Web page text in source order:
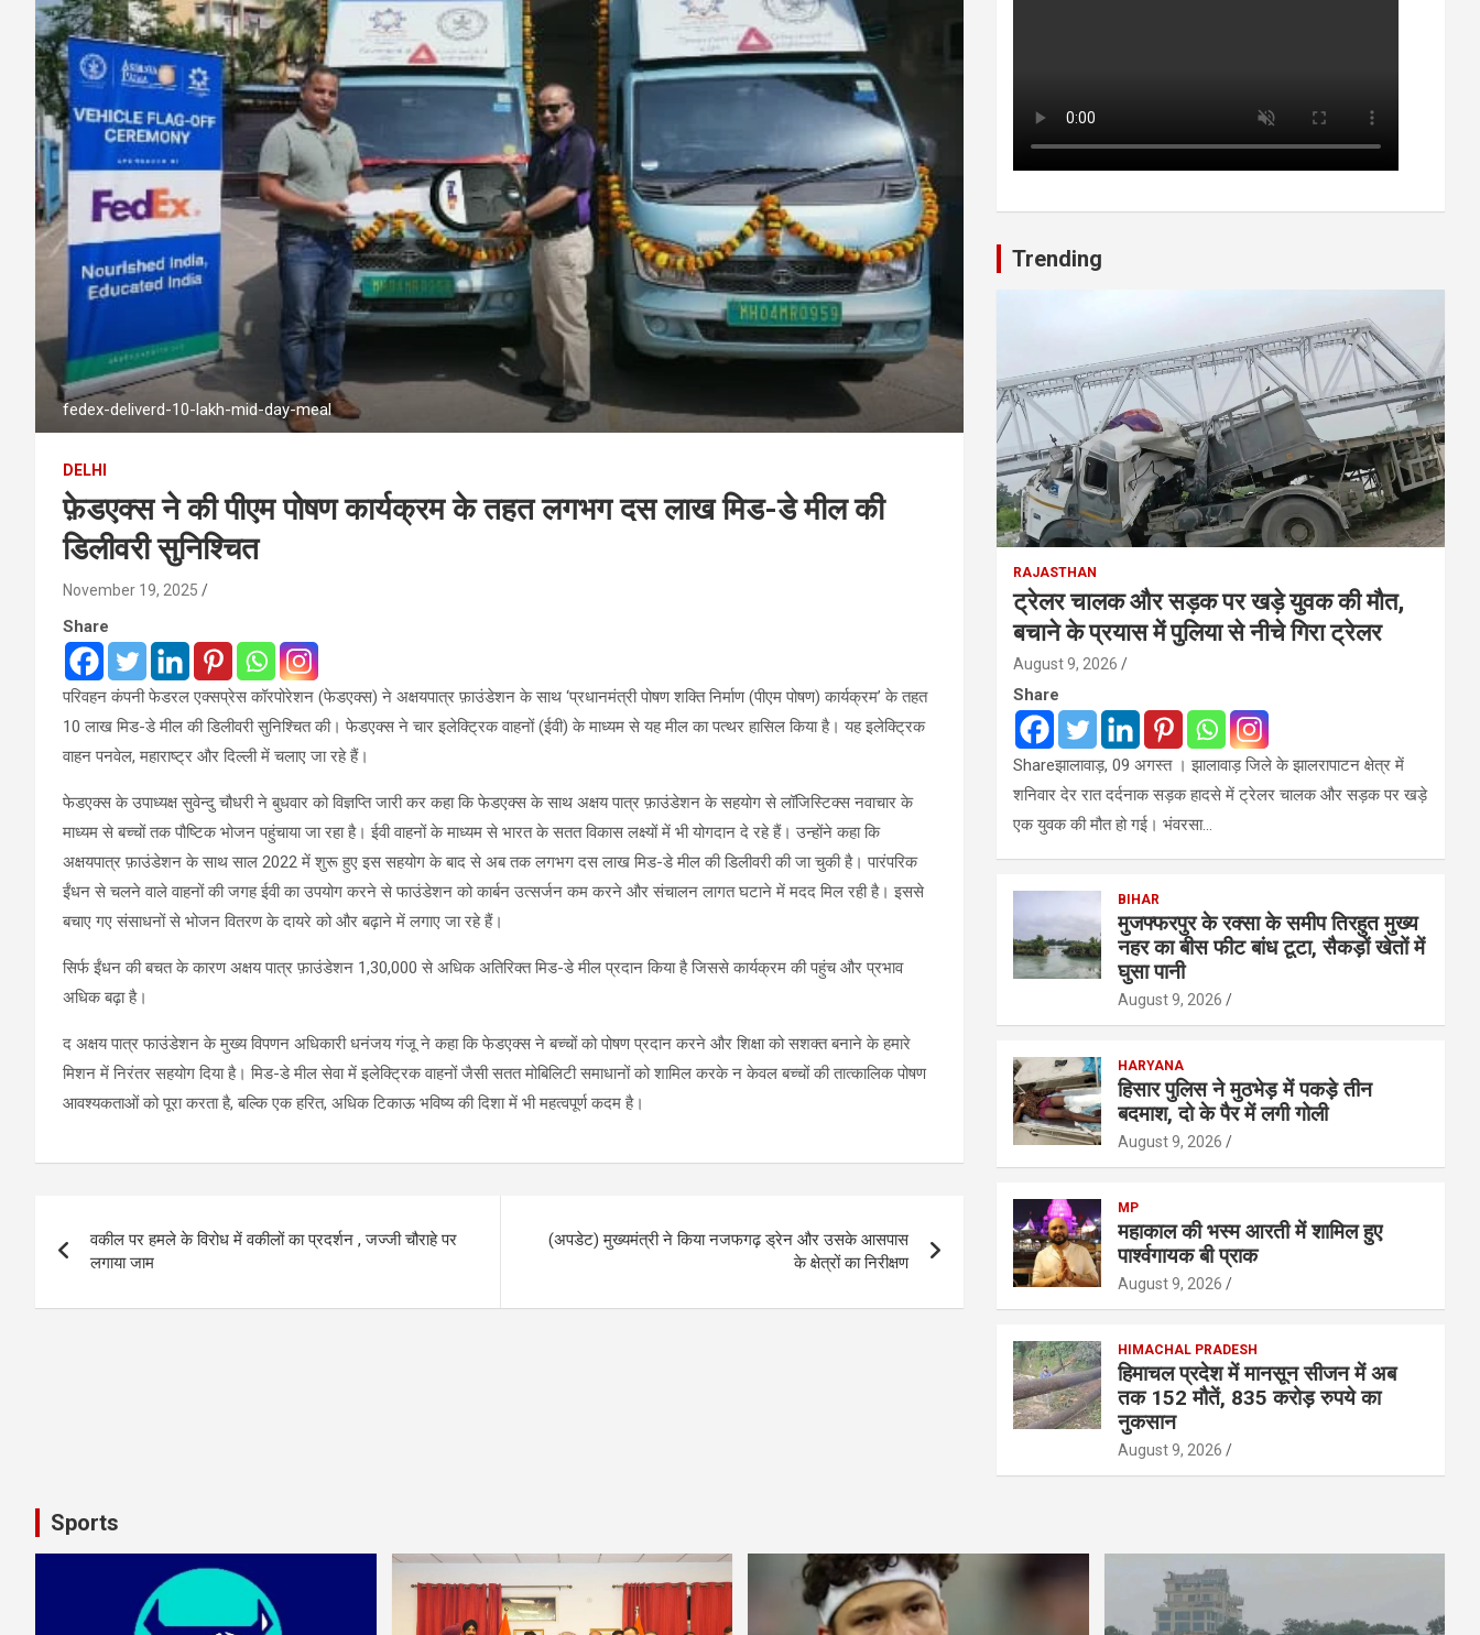
fedex-deliverd-10-lakh-mid-day-meal
DELHI
फ़ेडएक्स ने की पीएम पोषण कार्यक्रम के तहत लगभग दस लाख मिड-डे मील की
डिलीवरी सुनिश्चित
November 19, 2025
Share
परिवहन कंपनी फेडरल एक्सप्रेस कॉरपोरेशन (फेडएक्स) ने अक्षयपात्र फ़ाउंडेशन के साथ ‘प्रधानमंत्री पोषण शक्ति निर्माण (पीएम पोषण) कार्यक्रम’ के तहत
10 लाख मिड-डे मील की डिलीवरी सुनिश्चित की। फेडएक्स ने चार इलेक्ट्रिक वाहनों (ईवी) के माध्यम से यह मील का पत्थर हासिल किया है। यह इलेक्ट्रिक
वाहन पनवेल, महाराष्ट्र और दिल्ली में चलाए जा रहे हैं।
फेडएक्‍स के उपाध्यक्ष सुवेन्दु चौधरी ने बुधवार को विज्ञप्ति जारी कर कहा कि फेडएक्स के साथ अक्षय पात्र फ़ाउंडेशन के सहयोग से लॉजिस्टिक्स नवाचार के
माध्यम से बच्चों तक पौष्टिक भोजन पहुंचाया जा रहा है। ईवी वाहनों के माध्यम से भारत के सतत विकास लक्ष्यों में भी योगदान दे रहे हैं। उन्होंने कहा कि
अक्षयपात्र फ़ाउंडेशन के साथ साल 2022 में शुरू हुए इस सहयोग के बाद से अब तक लगभग दस लाख मिड-डे मील की डिलीवरी की जा चुकी है। पारंपरिक
ईंधन से चलने वाले वाहनों की जगह ईवी का उपयोग करने से फाउंडेशन को कार्बन उत्सर्जन कम करने और संचालन लागत घटाने में मदद मिल रही है। इससे
बचाए गए संसाधनों से भोजन वितरण के दायरे को और बढ़ाने में लगाए जा रहे हैं।
सिर्फ ईंधन की बचत के कारण अक्षय पात्र फ़ाउंडेशन 1,30,000 से अधिक अतिरिक्त मिड-डे मील प्रदान किया है जिससे कार्यक्रम की पहुंच और प्रभाव
अधिक बढ़ा है।
द अक्षय पात्र फाउंडेशन के मुख्य विपणन अधिकारी धनंजय गंजू ने कहा कि फेडएक्‍स ने बच्चों को पोषण प्रदान करने और शिक्षा को सशक्त बनाने के हमारे
मिशन में निरंतर सहयोग दिया है। मिड-डे मील सेवा में इलेक्ट्रिक वाहनों जैसी सतत मोबिलिटी समाधानों को शामिल करके न केवल बच्चों की तात्कालिक पोषण
आवश्यकताओं को पूरा करता है, बल्कि एक हरित, अधिक टिकाऊ भविष्य की दिशा में भी महत्वपूर्ण कदम है।
navigation
वकील पर हमले के विरोध में वकीलों का प्रदर्शन , जज्जी चौराहे पर
लगाया जाम
(अपडेट) मुख्यमंत्री ने किया नजफगढ़ ड्रेन और उसके आसपास
के क्षेत्रों का निरीक्षण
Trending
RAJASTHAN
ट्रेलर चालक और सड़क पर खड़े युवक की मौत,
बचाने के प्रयास में पुलिया से नीचे गिरा ट्रेलर
August 9, 2026
Share
Shareझालावाड़, 09 अगस्त । झालावाड़ जिले के झालरापाटन क्षेत्र में
शनिवार देर रात दर्दनाक सड़क हादसे में ट्रेलर चालक और सड़क पर खड़े
एक युवक की मौत हो गई। भंवरसा…
BIHAR
मुजफ्फरपुर के रक्सा के समीप तिरहुत मुख्य
नहर का बीस फीट बांध टूटा, सैकड़ों खेतों में
घुसा पानी
August 9, 2026
HARYANA
हिसार पुलिस ने मुठभेड़ में पकड़े तीन
बदमाश, दो के पैर में लगी गोली
August 9, 2026
MP
महाकाल की भस्म आरती में शामिल हुए
पार्श्वगायक बी प्राक
August 9, 2026
HIMACHAL PRADESH
हिमाचल प्रदेश में मानसून सीजन में अब
तक 152 मौतें, 835 करोड़ रुपये का
नुकसान
August 9, 2026
Sports